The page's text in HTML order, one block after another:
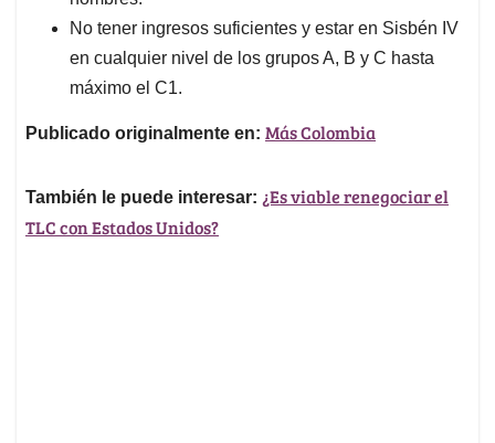
No tener ingresos suficientes y estar en Sisbén IV
en cualquier nivel de los grupos A, B y C hasta
máximo el C1.
Publicado originalmente en: Más Colombia
También le puede interesar: ¿Es viable renegociar el
TLC con Estados Unidos?